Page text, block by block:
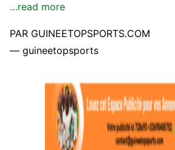
…read more
PAR GUINEETOPSPORTS.COM
— guineetopsports